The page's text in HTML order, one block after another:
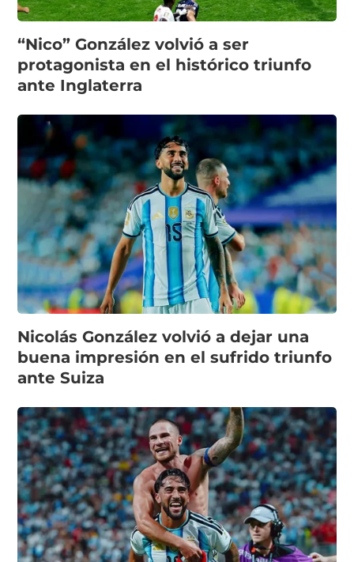
“Nico” González volvió a ser
protagonista en el histórico triunfo
ante Inglaterra
Nicolás González volvió a dejar una
buena impresión en el sufrido triunfo
ante Suiza